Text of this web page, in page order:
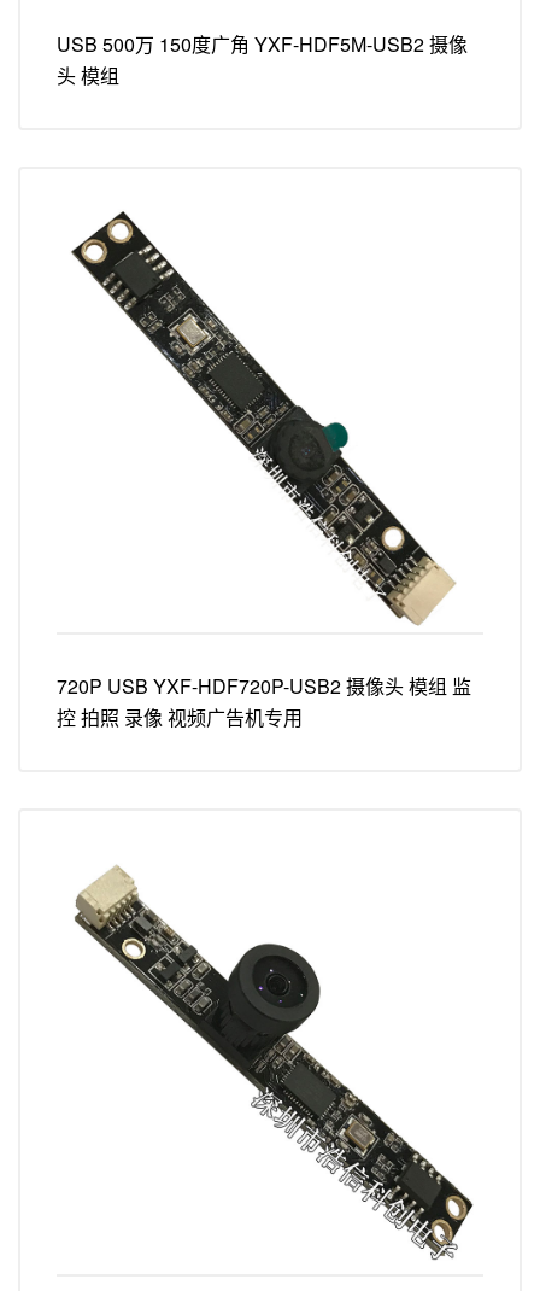
USB 500万 150度广角 YXF-HDF5M-USB2 摄像
头 模组
720P USB YXF-HDF720P-USB2 摄像头 模组 监
控 拍照 录像 视频广告机专用